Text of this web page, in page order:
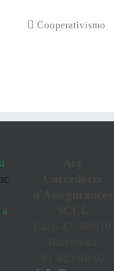
Cooperativismo